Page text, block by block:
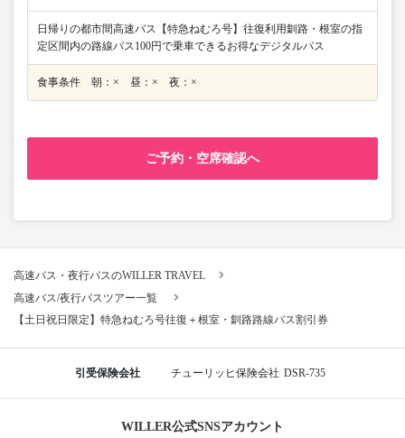
日帰りの都市間高速バス【特急ねむろ号】往復利用釧路・根室の指
定区間内の路線バス100円で乗車できるお得なデジタルパス
食事条件 朝：× 昼：× 夜：×
ご予約・空席確認へ
高速バス・夜行バスのWILLER TRAVEL
高速バス/夜行バスツアー一覧
【土日祝日限定】特急ねむろ号往復＋根室・釧路路線バス割引券
引受保険会社 チューリッヒ保険会社 DSR-735
WILLER公式SNSアカウント